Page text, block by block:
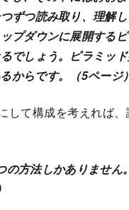
ずつ読み取り、理解
プダウンに展開する
でしょう。ピラミッ
からです。（5ページ）
て構成を考えれば、
方法しかありません。